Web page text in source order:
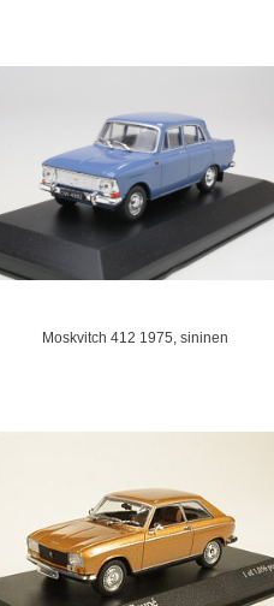
Moskvitch 412 1975, sininen